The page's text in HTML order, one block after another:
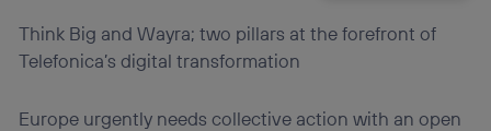
Think Big and Wayra; two pillars at the forefront of
Telefonica’s digital transformation
Europe urgently needs collective action with an open